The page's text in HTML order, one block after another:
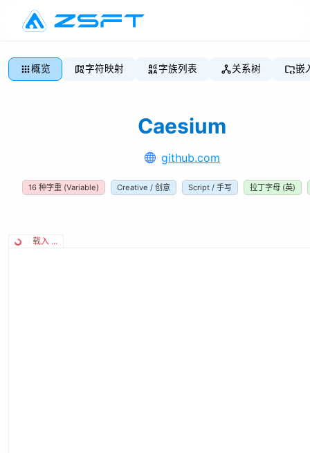
概览 字符映射 字族列表 关系树 嵌
Caesium
github.com
16 种字重 (Variable) Creative / 创意 Script / 手写 拉丁字母 (英)
载入 ...